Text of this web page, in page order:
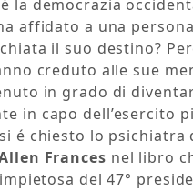
la democrazia
affidato a una
il suo destino?
creduto alle sue
in grado di
in capo dell’esercito
é chiesto lo psichiatra
Frances nel libro
del 47°